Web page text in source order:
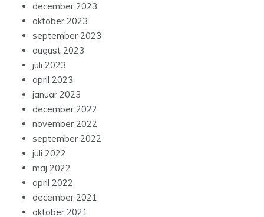
december 2023
oktober 2023
september 2023
august 2023
juli 2023
april 2023
januar 2023
december 2022
november 2022
september 2022
juli 2022
maj 2022
april 2022
december 2021
oktober 2021